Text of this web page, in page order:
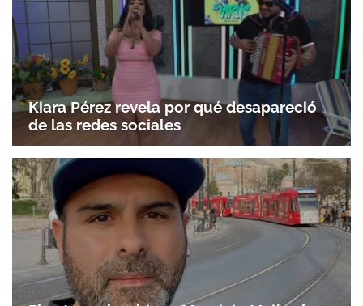
Kiara Pérez revela por qué desapareció
de las redes sociales